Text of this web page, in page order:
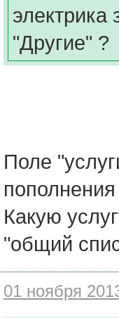
"Другие" ?
Поле
Какую
"общий
01 ноября